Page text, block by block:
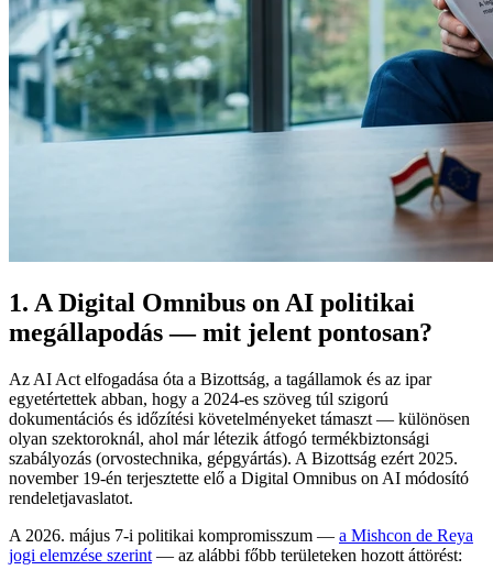
1. A Digital Omnibus on AI politikai
megállapodás — mit jelent pontosan?
Az AI Act elfogadása óta a Bizottság, a tagállamok és az ipar
egyetértettek abban, hogy a 2024-es szöveg túl szigorú
dokumentációs és időzítési követelményeket támaszt — különösen
olyan szektoroknál, ahol már létezik átfogó termékbiztonsági
szabályozás (orvostechnika, gépgyártás). A Bizottság ezért 2025.
november 19-én terjesztette elő a Digital Omnibus on AI módosító
rendeletjavaslatot.
A 2026. május 7-i politikai kompromisszum — a Mishcon de Reya
jogi elemzése szerint — az alábbi főbb területeken hozott áttörést: